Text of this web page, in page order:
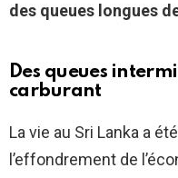
des queues longues
Des queues
carburant
La vie au Sri Lanka a
l’effondrement de